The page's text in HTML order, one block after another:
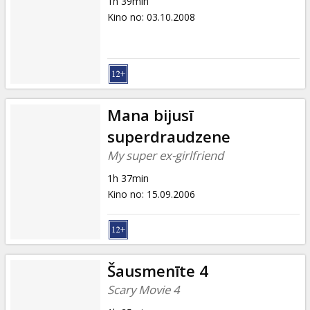
Kino no: 03.10.2008
Mana bijusī
superdraudzene
My super ex-girlfriend
1h 37min
Kino no: 15.09.2006
Šausmenīte 4
Scary Movie 4